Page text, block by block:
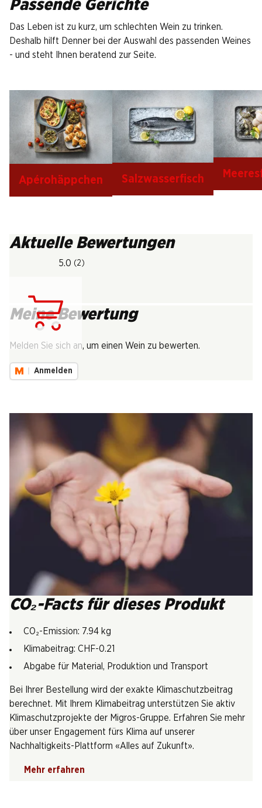
Passende Gerichte
Das Leben ist zu kurz, um schlechten Wein zu trinken.
Deshalb hilft Denner bei der Auswahl des passenden Weines
- und steht Ihnen beratend zur Seite.
Apérohäppchen Salzwasserfisch
Aktuelle Bewertungen
5.0 (2)
Meine Bewertung
Melden Sie sich an, um einen Wein zu bewerten.
Anmelden
CO₂-Facts für dieses Produkt
CO₂-Emission: 7.94 kg
Klimabeitrag: CHF-0.21
Abgabe für Material, Produktion und Transport
Bei Ihrer Bestellung wird der exakte Klimaschutzbeitrag
berechnet. Mit Ihrem Klimabeitrag unterstützen Sie aktiv
Klimaschutzprojekte der Migros-Gruppe. Erfahren Sie mehr
über unser Engagement fürs Klima auf unserer
Nachhaltigkeits-Plattform «Alles auf Zukunft».
Mehr erfahren